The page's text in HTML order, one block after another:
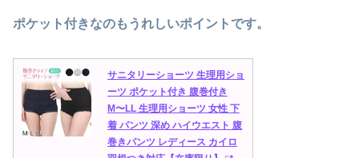
ポケット付きなのもうれしいポイントです。
サニタリーショーツ 生理用ショ
ーツ ポケット付き 腹巻付き
M〜LL 生理用ショーツ 女性 下
着 パンツ 深め ハイウエスト 腹
巻きパンツ レディース カイロ